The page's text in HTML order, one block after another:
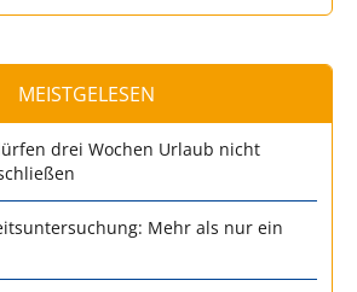
MEISTGELESEN
drei Wochen Urlaub nicht
Mehr als nur ein